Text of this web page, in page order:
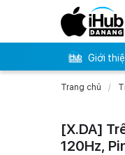
Giới
Trang chủ
[X.DA]
120Hz,